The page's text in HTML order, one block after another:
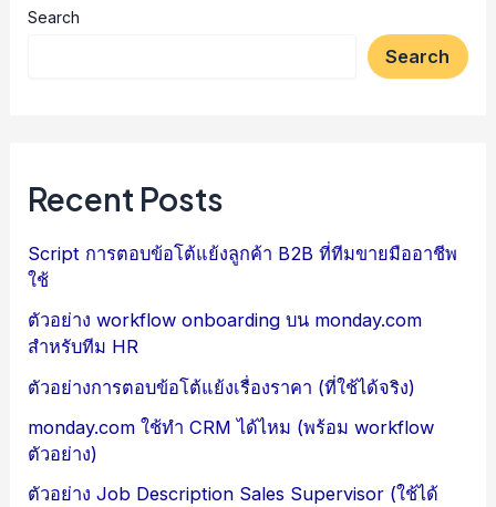
Search
Search
Recent Posts
Script การตอบข้อโต้แย้งลูกค้า B2B ที่ทีมขายมืออาชีพ
ใช้
ตัวอย่าง workflow onboarding บน monday.com
สำหรับทีม HR
ตัวอย่างการตอบข้อโต้แย้งเรื่องราคา (ที่ใช้ได้จริง)
monday.com ใช้ทำ CRM ได้ไหม (พร้อม workflow
ตัวอย่าง)
ตัวอย่าง Job Description Sales Supervisor (ใช้ได้